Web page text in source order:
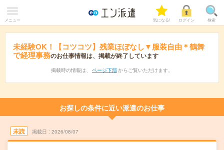
メニュー 気になる! ログイン 検索
未経験OK！【コツコツ】残業ほぼなし▼服装自由＊鶴舞
で経理事務のお仕事情報は、掲載が終了しています
掲載時の情報は、 ページ下部 からご覧いただけます。
お探しの条件に近い派遣のお仕事
未読 掲載日 2026/08/07